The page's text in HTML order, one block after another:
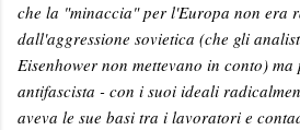
che la "minaccia" per l'Europa non era
dall'aggressione sovietica (che gli
Eisenhower non mettevano in conto)
antifascista - con i suoi ideali
aveva le sue basi tra i lavoratori e